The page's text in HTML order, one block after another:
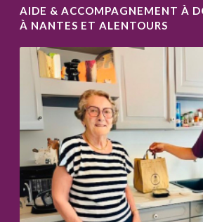
AIDE & ACCOMPAGNEMENT À
À NANTES ET ALENTOURS